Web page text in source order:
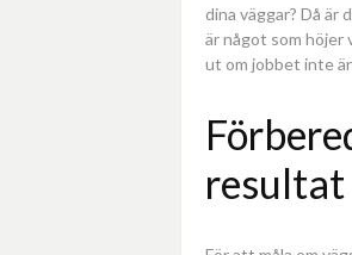
dina väggar? Då
är något som höjer
ut om jobbet inte
resultat